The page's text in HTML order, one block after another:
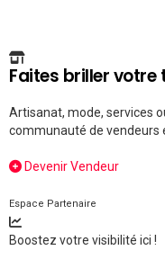
Faites briller votre
Artisanat, mode, services
communauté de vendeurs
Devenir Vendeur
Espace Partenaire
Boostez votre visibilité ici !